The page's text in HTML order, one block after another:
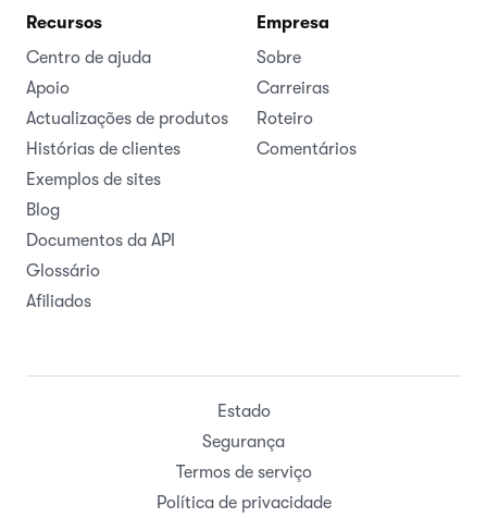
Recursos
Centro de ajuda
Apoio
Actualizações de produtos
Histórias de clientes
Exemplos de sites
Blog
Documentos da API
Glossário
Afiliados
Empresa
Sobre
Carreiras
Roteiro
Comentários
Estado
Segurança
Termos de serviço
Política de privacidade